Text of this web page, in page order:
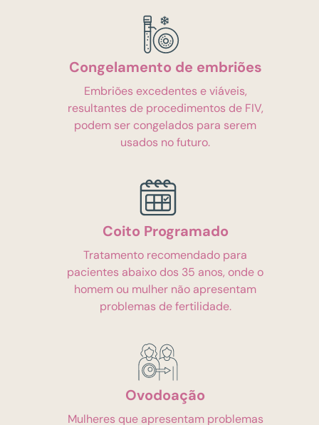
Congelamento de embriões
Embriões excedentes e viáveis,
resultantes de procedimentos de FIV,
podem ser congelados para serem
usados no futuro.
Coito Programado
Tratamento recomendado para
pacientes abaixo dos 35 anos, onde o
homem ou mulher não apresentam
problemas de fertilidade.
Ovodoação
Mulheres que apresentam problemas